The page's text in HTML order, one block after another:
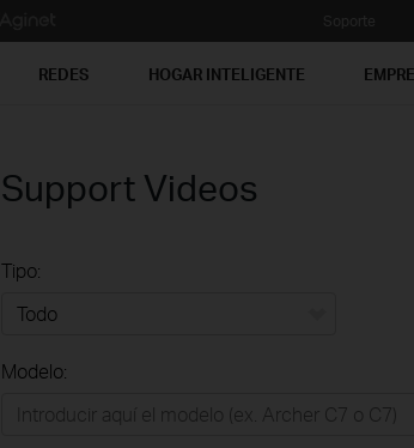
REDES HOGAR INTELIGENTE
Support Videos
Tipo:
Modelo: